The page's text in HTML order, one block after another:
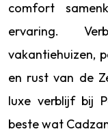
comfort
ervaring.
vakantiehuizen,
en rust van de
luxe verblijf bij
beste wat